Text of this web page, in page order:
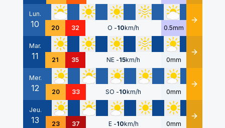
Lun.
10 20 32 O -10km/h 0.5mm Détails
Mar.
11 21 35 NE -15km/h 0mm Détails
Mer.
12 20 33 SO -10km/h 0mm Détails
Jeu.
13 23 37 E -10km/h 0mm Détails